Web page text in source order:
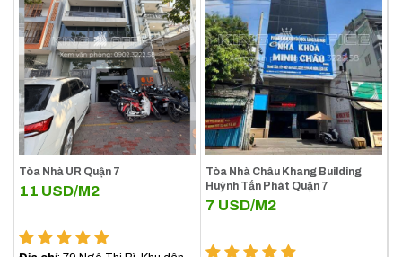
có thể linh hoạt chia nhỏ cho các công ty từ lớn đến nhỏ,
tạo sự thuận tiện cho doanh nghiệp trong việc lựa chọn
không gian phù hợp.
Hệ thống thang máy hiện đại: Sunrise City được trang
bị thang máy tốc độ cao, giúp việc di chuyển giữa các
tầng trở nên nhanh chóng và thuận lợi.
Tòa Nhà UR Quận 7
11 USD/M2
Tòa Nhà Châu Khang Building
Huỳnh Tấn Phát Quận 7
7 USD/M2